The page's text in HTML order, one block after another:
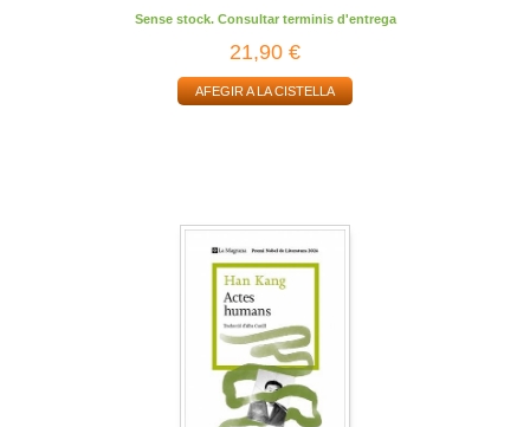
Sense stock. Consultar terminis d'entrega
21,90 €
AFEGIR A LA CISTELLA